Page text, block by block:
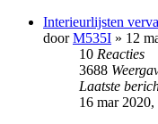
Interieurlijsten
doorM535I » 12
10 Reacties
3688
Laatste
16 mar 2020,